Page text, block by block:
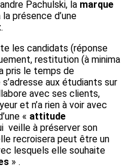
Pachulski, la marque
présence d’une
les candidats (réponse
restitution (à minima
pris le temps de
aux étudiants sur
avec ses clients,
et n’a rien à voir avec
« attitude
veille à préserver son
recroisera peut être un
lesquels elle souhaite
» .